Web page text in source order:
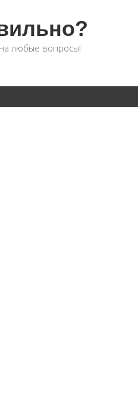
любые вопросы!